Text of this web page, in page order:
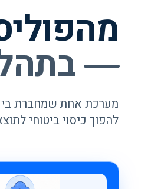
—
מערכת אחת שמחברת
להפוך כיסוי ביטוחי